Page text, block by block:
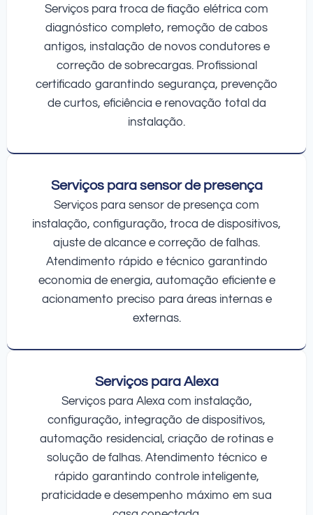
Serviços para troca de fiação elétrica com
diagnóstico completo, remoção de cabos
antigos, instalação de novos condutores e
correção de sobrecargas. Profissional
certificado garantindo segurança, prevenção
de curtos, eficiência e renovação total da
instalação.
Serviços para sensor de presença
Serviços para sensor de presença com
instalação, configuração, troca de dispositivos,
ajuste de alcance e correção de falhas.
Atendimento rápido e técnico garantindo
economia de energia, automação eficiente e
acionamento preciso para áreas internas e
externas.
Serviços para Alexa
Serviços para Alexa com instalação,
configuração, integração de dispositivos,
automação residencial, criação de rotinas e
solução de falhas. Atendimento técnico e
rápido garantindo controle inteligente,
praticidade e desempenho máximo em sua